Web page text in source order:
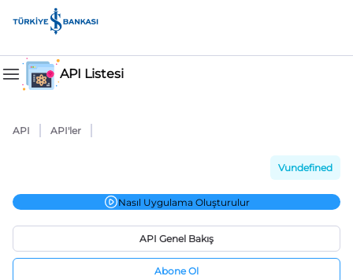
API Listesi
API API'ler
Vundefined
API Genel Bakış
Abone Ol
Nasıl Uygulama Oluşturulur